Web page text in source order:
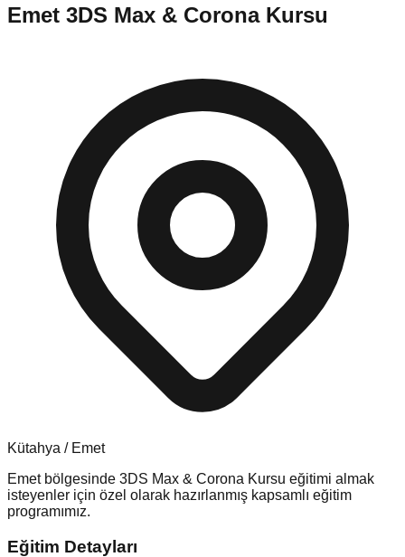
Emet 3DS Max & Corona Kursu
Kütahya / Emet
Emetbölgesinde 3DS Max & Corona Kursu eğitimi almak
isteyenler için özel olarak hazırlanmış kapsamlı eğitim
programımız.
Eğitim Detayları